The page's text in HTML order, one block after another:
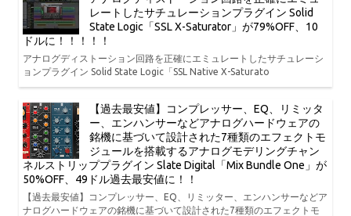
レートしたサチュレーションプラグイン Solid
State Logic「SSL X-Saturator」が79%OFF、10
ドルに！！！！！
アナログディストーション回路を正確にエミュレートしたサチュレーシ
ョンプラグイン Solid State Logic「SSL Native X-Saturato
【過去最安値】コンプレッサー、EQ、リミッタ
ー、エンハンサーなどアナログハードウェアの
銘機に基づいて設計された7種類のエフェクトモ
ジュールを搭載するアナログモデリングチャン
ネルストリッププラグイン Slate Digital「Mix Bundle One」が
50%OFF、49ドル過去最安値に！！
【過去最安値】コンプレッサー、EQ、リミッター、エンハンサーなどア
ナログハードウェアの銘機に基づいて設計された7種類のエフェクトモ